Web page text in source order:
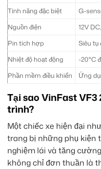
Tính năng đặc biệt
G-
Nguồn điện
12V
Pin tích hợp
Siêu
Nhiệt độ hoạt động
-20°C
Phần mềm điều khiển
Ứng
Tại sao VinFast
trình?
Một chiếc xe hiện đại
trang bị những phụ kiện
nghiệm lái và tăng
không chỉ đơn thuần là